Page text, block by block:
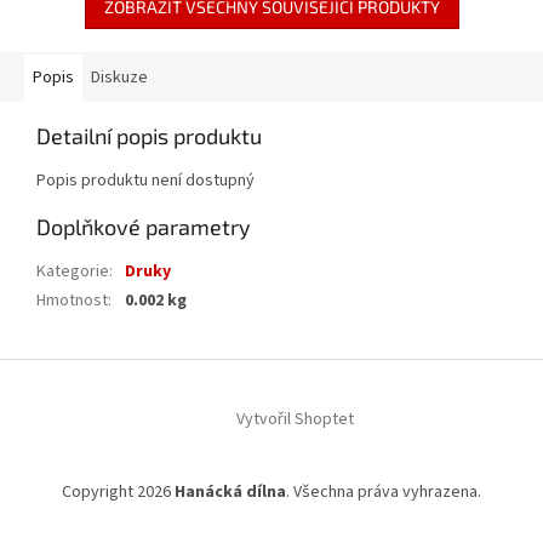
ZOBRAZIT VŠECHNY SOUVISEJÍCÍ PRODUKTY
Popis Diskuze
Detailní popis produktu
Popis produktu není dostupný
Doplňkové parametry
Kategorie: Druky
Hmotnost: 0.002 kg
Vytvořil Shoptet
Copyright 2026 Hanácká dílna. Všechna práva vyhrazena.